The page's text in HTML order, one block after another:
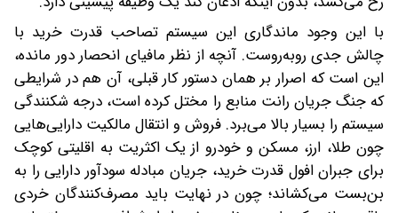
با این وجود ماندگاری این سیستم تصاحب قدرت خرید با
چالش جدی روبه‌روست. آنچه از نظر مافیای انحصار دور مانده،
این است که اصرار بر همان دستور کار قبلی، آن هم در شرایطی
که جنگ جریان رانت منابع را مختل کرده‌ است، درجه شکنندگی
سیستم را بسیار بالا می‌برد. فروش و انتقال مالکیت دارایی‌هایی
چون طلا، ارز، مسکن و خودرو از یک اکثریت به اقلیتی کوچک
برای جبران افول قدرت خرید، جریان مبادله سودآور دارایی را به
بن‌بست می‌کشاند؛ چون در نهایت باید مصرف‌کنندگان خردی